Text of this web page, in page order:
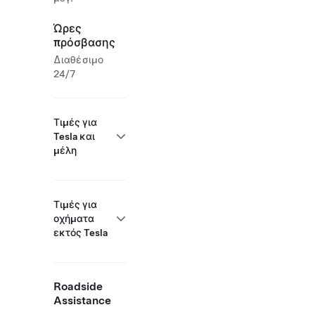
Ώρες
πρόσβασης
Διαθέσιμο
24/7
Τιμές για
Tesla και
μέλη
Τιμές για
οχήματα
εκτός Tesla
Roadside
Assistance